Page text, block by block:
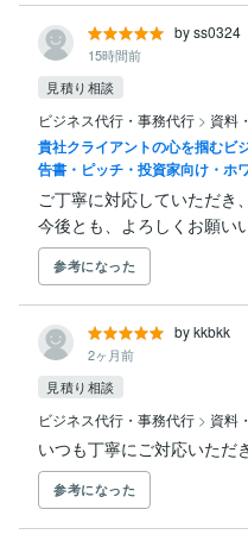
by ss0324
15時間前
見積り相談
ビジネス代行・事務代行 > 資料
貴社クライアントの心を掴むビ
告書・ピッチ・投資家向け・ホ
ご丁寧に対応していただき
今後とも、よろしくお願い
参考になった
by kkbkk
2ヶ月前
見積り相談
ビジネス代行・事務代行 > 資料
いつも丁寧にご対応いただ
参考になった